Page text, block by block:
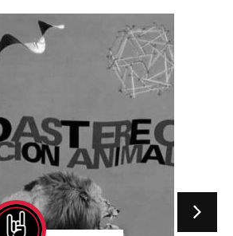
Gaby Ponchs
6:20 pm
de 1964. Se publica
Unidos, el single «I